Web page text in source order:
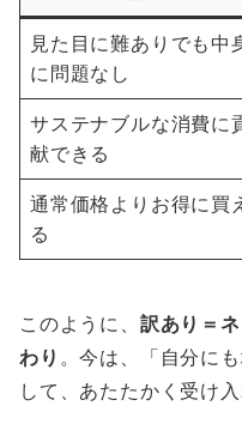
見た目に難ありでも中
に問題なし
サステナブルな消費に
献できる
通常価格よりお得に買
る
このように、 訳あり＝
わり 。今は、「自分に
して、あたたかく受け